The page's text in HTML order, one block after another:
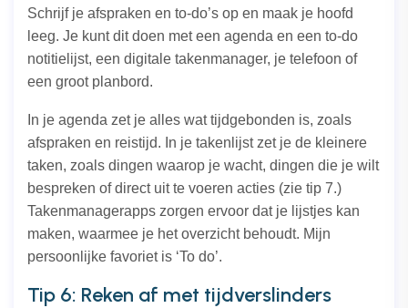
Schrijf je afspraken en to-do’s op en maak je hoofd
leeg. Je kunt dit doen met een agenda en een to-do
notitielijst, een digitale takenmanager, je telefoon of
een groot planbord.
In je agenda zet je alles wat tijdgebonden is, zoals
afspraken en reistijd. In je takenlijst zet je de kleinere
taken, zoals dingen waarop je wacht, dingen die je wilt
bespreken of direct uit te voeren acties (zie tip 7.)
Takenmanagerapps zorgen ervoor dat je lijstjes kan
maken, waarmee je het overzicht behoudt. Mijn
persoonlijke favoriet is ‘To do’.
Tip 6: Reken af met tijdverslinders